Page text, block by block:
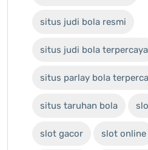
situs judi bola resmi
situs judi bola terpercaya
situs parlay bola
situs taruhan bola
slot gacor slot online